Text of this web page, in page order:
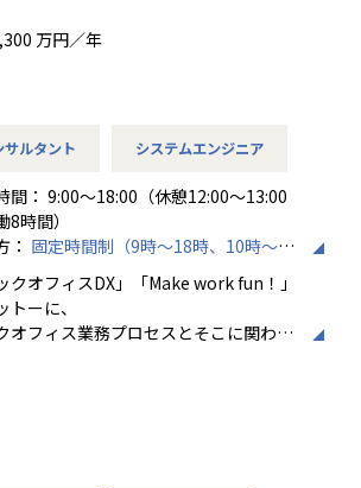
ジで、世界のERPクラウドシェアではト
ト数を増やしており、成長中の業務シ
ッケージ経験がある方
CloverNET、Biz∫（ビズインテグラ
365、COMPANY、Spendia、SM
自由度高く取り組める環境
るため、数年前に辞めた社員が戻って
3日の在宅勤務が可能です。転勤はな
。残業は月平均10時間程度と少なく、
ることができ、将来的なコアスキルと
くことができる環境です。
等
ト系：Snowflake、Datebricks 等
、入社後1か月の研修で初級の認定資
、すぐに案件参画が可能です。
領域・コンサル領域の業務もござい
万円／年
ルタント システムエンジニア
間： 9:00～18:00（休憩12:00～13:00
8時間）
： 固定時間制（9時～18時、10時～19
）
労働の有無： 有（月平均10時間）
間： 60分
クオフィスDX」「Make work fun！」
トーに、
オフィス業務プロセスとそこに関わる
争力を向上させることを使命としてい